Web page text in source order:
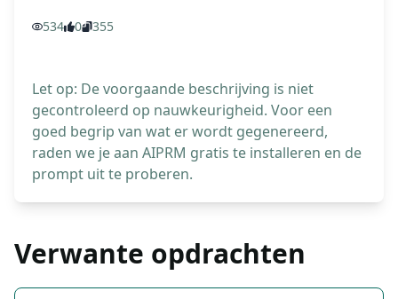
534 0 355
Let op: De voorgaande beschrijving is niet
gecontroleerd op nauwkeurigheid. Voor een
goed begrip van wat er wordt gegenereerd,
raden we je aan AIPRM gratis te installeren en de
prompt uit te proberen.
Verwante opdrachten